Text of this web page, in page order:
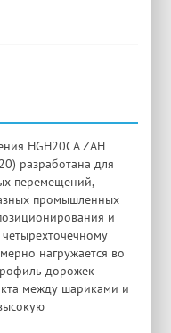
HGH20CA ZAH
разработана для
перемещений,
промышленных
и
нагружается во
дорожек
между шариками и